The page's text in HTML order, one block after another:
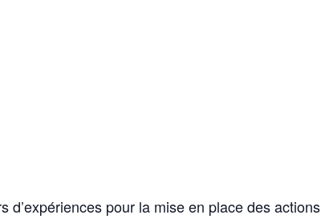
pour la mise en place des actions